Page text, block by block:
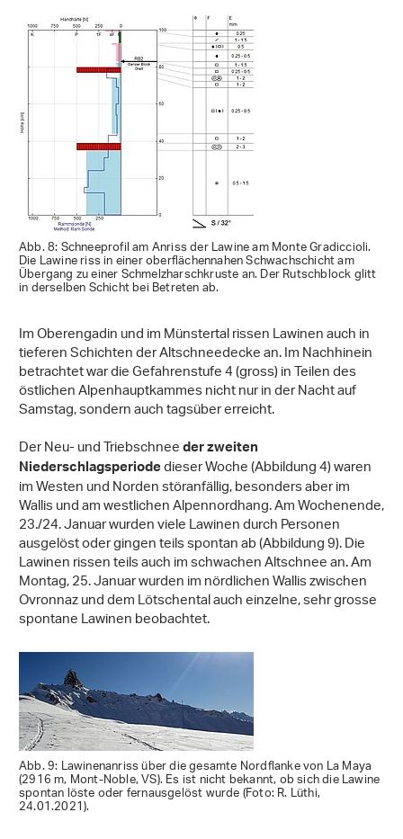
Abb. 8: Schneeprofil am Anriss der Lawine am Monte Gradiccioli.
Die Lawine riss in einer oberflächennahen Schwachschicht am
Übergang zu einer Schmelzharschkruste an. Der Rutschblock glitt
in derselben Schicht bei Betreten ab.
Im Oberengadin und im Münstertal rissen Lawinen auch in
tieferen Schichten der Altschneedecke an. Im Nachhinein
betrachtet war die Gefahrenstufe 4 (gross) in Teilen des
östlichen Alpenhauptkammes nicht nur in der Nacht auf
Samstag, sondern auch tagsüber erreicht.
Der Neu- und Triebschneeder zweiten
Niederschlagsperiodedieser Woche (Abbildung 4) waren
im Westen und Norden störanfällig, besonders aber im
Wallis und am westlichen Alpennordhang. Am Wochenende,
23./24. Januar wurden viele Lawinen durch Personen
ausgelöst oder gingen teils spontan ab (Abbildung 9). Die
Lawinen rissen teils auch im schwachen Altschnee an. Am
Montag, 25. Januar wurden im nördlichen Wallis zwischen
Ovronnaz und dem Lötschental auch einzelne, sehr grosse
spontane Lawinen beobachtet.
Abb. 9: Lawinenanriss über die gesamte Nordflanke von La Maya
(2916 m, Mont-Noble, VS). Es ist nicht bekannt, ob sich die Lawine
spontan löste oder fernausgelöst wurde (Foto: R. Lüthi,
24.01.2021).